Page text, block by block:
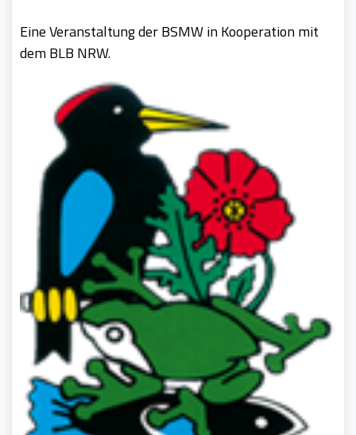
Eine Veranstaltung der BSMW in Kooperation mit
dem BLB NRW.